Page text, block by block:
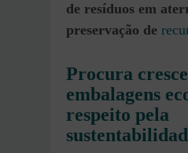
de resíduos em
preservação de
Procura
embalagens
respeito pela